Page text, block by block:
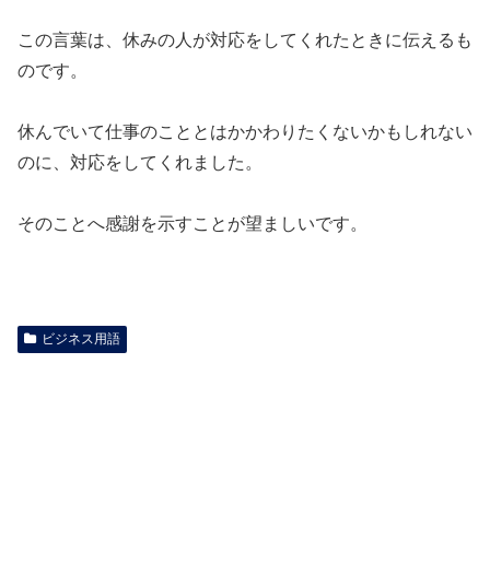
この言葉は、休みの人が対応をしてくれたときに伝えるも
のです。
休んでいて仕事のこととはかかわりたくないかもしれない
のに、対応をしてくれました。
そのことへ感謝を示すことが望ましいです。
ビジネス用語